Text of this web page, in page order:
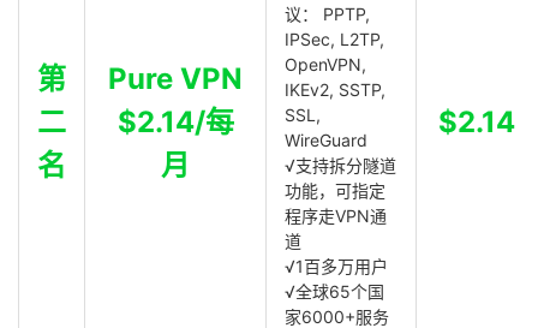
第
二
名
Pure VPN
$2.14/每
月
议： PPTP,
IPSec, L2TP,
OpenVPN,
IKEv2, SSTP,
SSL,
WireGuard
√支持拆分隧道
功能，可指定
程序走VPN通
道
√1百多万用户
√全球65个国
家6000+服务
$2.14